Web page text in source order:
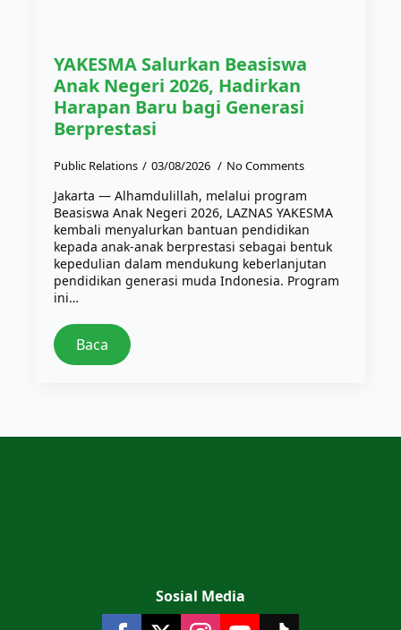
YAKESMA Salurkan Beasiswa
Anak Negeri 2026, Hadirkan
Harapan Baru bagi Generasi
Berprestasi
Public Relations 03/08/2026 No Comments
Jakarta — Alhamdulillah, melalui program
Beasiswa Anak Negeri 2026, LAZNAS YAKESMA
kembali menyalurkan bantuan pendidikan
kepada anak-anak berprestasi sebagai bentuk
kepedulian dalam mendukung keberlanjutan
pendidikan generasi muda Indonesia. Program
ini…
Baca
Sosial Media